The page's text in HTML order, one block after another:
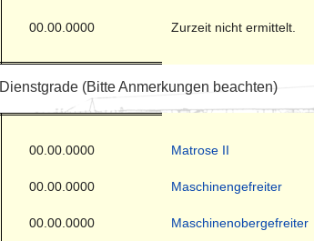
00.00.0000 Zurzeit nicht ermittelt.
Dienstgrade (Bitte Anmerkungen beachten)
00.00.0000 Matrose II
00.00.0000 Maschinengefreiter
00.00.0000 Maschinenobergefreiter